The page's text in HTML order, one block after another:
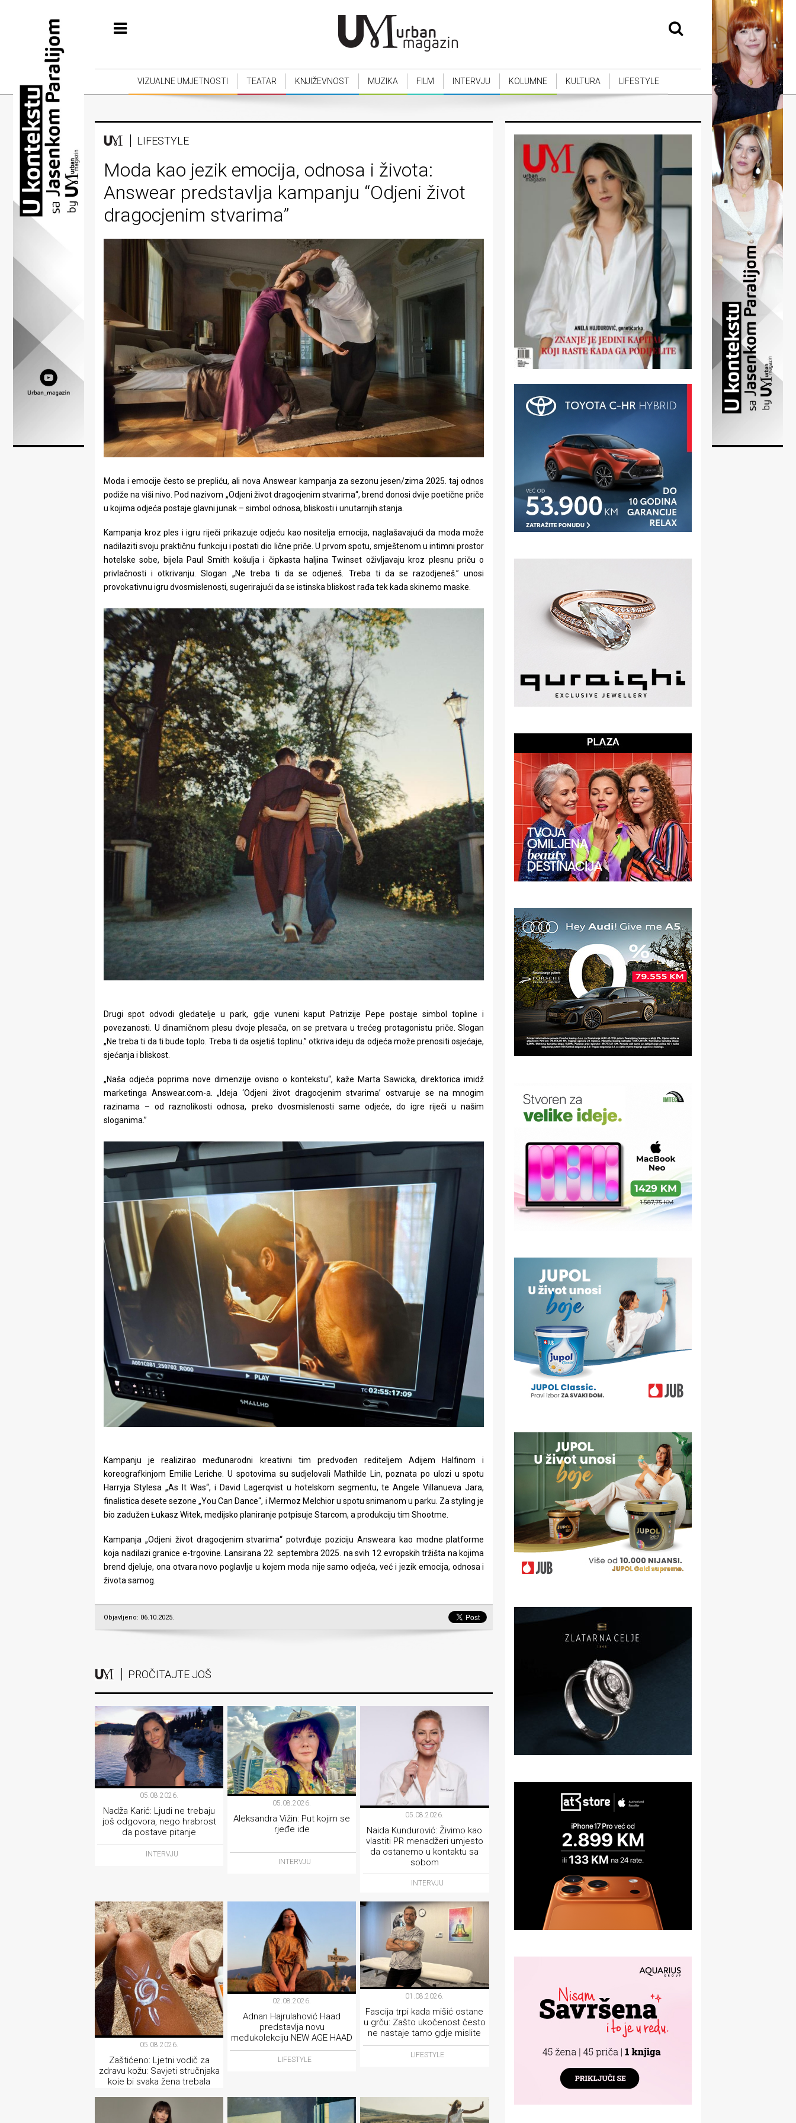
Vizualne
umjetnosti
Teatar
Književnost
Muzika
Film
Intervju
Kolumne
Lifestyle
Beauty
Zdravlje
stolom
u
VIZUALNE UMJETNOSTI TEATAR KNJIŽEVNOST MUZIKA FILM INTERVJU KOLUMNE KULTURA LIFESTYLE
LIFESTYLE
Moda kao jezik emocija, odnosa i života:
Answear predstavlja kampanju “Odjeni život
dragocjenim stvarima”
Moda i emocije često se prepliću, ali nova Answear kampanja za sezonu jesen/zima 2025. taj odnos
podiže na viši nivo. Pod nazivom „Odjeni život dragocjenim stvarima“, brend donosi dvije poetične priče
u kojima odjeća postaje glavni junak – simbol odnosa, bliskosti i unutarnjih stanja.
Kampanja kroz ples i igru riječi prikazuje odjeću kao nositelja emocija, naglašavajući da moda može
nadilaziti svoju praktičnu funkciju i postati dio lične priče. U prvom spotu, smještenom u intimni prostor
hotelske sobe, bijela Paul Smith košulja i čipkasta haljina Twinset oživljavaju kroz plesnu priču o
privlačnosti i otkrivanju. Slogan „Ne treba ti da se odjeneš. Treba ti da se razodjeneš.” unosi
provokativnu igru dvosmislenosti, sugerirajući da se istinska bliskost rađa tek kada skinemo maske.
Drugi spot odvodi gledatelje u park, gdje vuneni kaput Patrizije Pepe postaje simbol topline i
povezanosti. U dinamičnom plesu dvoje plesača, on se pretvara u trećeg protagonistu priče. Slogan
„Ne treba ti da ti bude toplo. Treba ti da osjetiš toplinu.” otkriva ideju da odjeća može prenositi osjećaje,
sjećanja i bliskost.
„Naša odjeća poprima nove dimenzije ovisno o kontekstu“, kaže Marta Sawicka, direktorica imidž
marketinga Answear.com-a. „Ideja ‘Odjeni život dragocjenim stvarima’ ostvaruje se na mnogim
razinama – od raznolikosti odnosa, preko dvosmislenosti same odjeće, do igre riječi u našim
sloganima.”
Kampanju je realizirao međunarodni kreativni tim predvođen rediteljem Adijem Halfinom i
koreografkinjom Emilie Leriche. U spotovima su sudjelovali Mathilde Lin, poznata po ulozi u spotu
Harryja Stylesa „As It Was“, i David Lagerqvist u hotelskom segmentu, te Angele Villanueva Jara,
finalistica desete sezone „You Can Dance“, i Mermoz Melchior u spotu snimanom u parku. Za styling je
bio zadužen Łukasz Witek, medijsko planiranje potpisuje Starcom, a produkciju tim Shootme.
Kampanja „Odjeni život dragocjenim stvarima“ potvrđuje poziciju Answeara kao modne platforme
koja nadilazi granice e-trgovine. Lansirana 22. septembra 2025. na svih 12 evropskih tržišta na kojima
brend djeluje, ona otvara novo poglavlje u kojem moda nije samo odjeća, već i jezik emocija, odnosa i
života samog.
Objavljeno: 06.10.2025.
PROČITAJTE JOŠ
05.08.2026.
Nadža Karić: Ljudi ne trebaju
još odgovora, nego hrabrost
da postave pitanje
INTERVJU
05.08.2026.
Aleksandra Vižin: Put kojim se
rjeđe ide
INTERVJU
05.08.2026.
Naida Kundurović: Živimo kao
vlastiti PR menadžeri umjesto
da ostanemo u kontaktu sa
sobom
INTERVJU
05.08.2026.
Zaštićeno: Ljetni vodič za
zdravu kožu: Savjeti stručnjaka
koje bi svaka žena trebala
na sunce
02.08.2026.
Adnan Hajrulahović Haad
predstavlja novu
međukolekciju NEW AGE HAAD
LIFESTYLE
01.08.2026.
Fascija trpi kada mišić ostane
u grču: Zašto ukočenost često
ne nastaje tamo gdje mislite
LIFESTYLE